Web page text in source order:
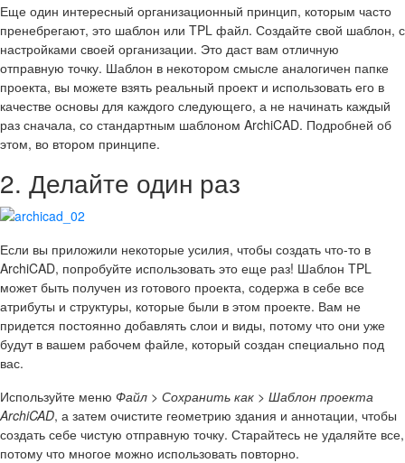
Еще один интересный организационный принцип, которым часто
пренебрегают, это шаблон или TPL файл. Создайте свой шаблон, с
настройками своей организации. Это даст вам отличную
отправную точку. Шаблон в некотором смысле аналогичен папке
проекта, вы можете взять реальный проект и использовать его в
качестве основы для каждого следующего, а не начинать каждый
раз сначала, со стандартным шаблоном ArchiCAD. Подробней об
этом, во втором принципе.
2. Делайте один раз
Если вы приложили некоторые усилия, чтобы создать что-то в
ArchiCAD, попробуйте использовать это еще раз! Шаблон TPL
может быть получен из готового проекта, содержа в себе все
атрибуты и структуры, которые были в этом проекте. Вам не
придется постоянно добавлять слои и виды, потому что они уже
будут в вашем рабочем файле, который создан специально под
вас.
Используйте меню Файл > Сохранить как > Шаблон проекта
ArchiCAD, а затем очистите геометрию здания и аннотации, чтобы
создать себе чистую отправную точку. Старайтесь не удаляйте все,
потому что многое можно использовать повторно.